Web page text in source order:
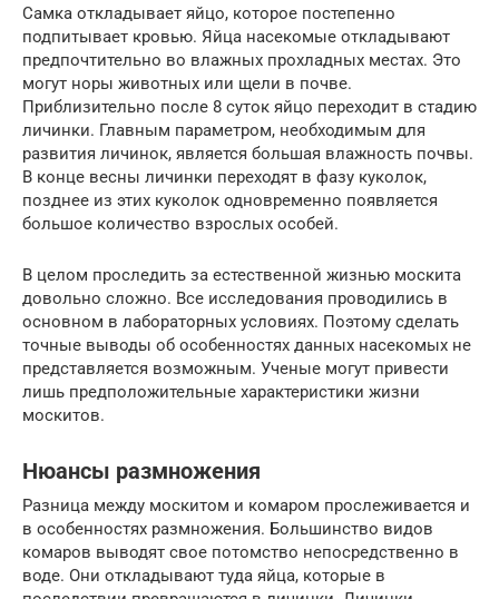
Самка откладывает яйцо, которое постепенно
подпитывает кровью. Яйца насекомые откладывают
предпочтительно во влажных прохладных местах. Это
могут норы животных или щели в почве.
Приблизительно после 8 суток яйцо переходит в стадию
личинки. Главным параметром, необходимым для
развития личинок, является большая влажность почвы.
В конце весны личинки переходят в фазу куколок,
позднее из этих куколок одновременно появляется
большое количество взрослых особей.
В целом проследить за естественной жизнью москита
довольно сложно. Все исследования проводились в
основном в лабораторных условиях. Поэтому сделать
точные выводы об особенностях данных насекомых не
представляется возможным. Ученые могут привести
лишь предположительные характеристики жизни
москитов.
Нюансы размножения
Разница между москитом и комаром прослеживается и
в особенностях размножения. Большинство видов
комаров выводят свое потомство непосредственно в
воде. Они откладывают туда яйца, которые в